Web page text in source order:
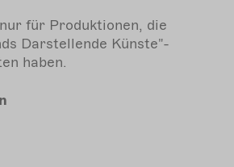
für Produktionen, die
Darstellende Künste"-
haben.